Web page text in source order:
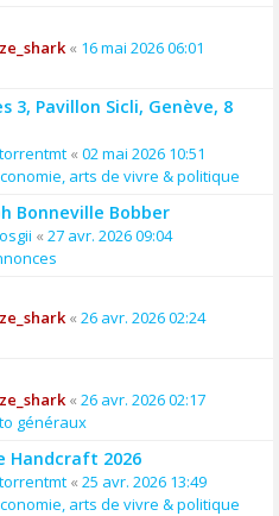
ze_shark« 16 mai 2026 06:01
3, Pavillon Sicli, Genève, 8
torrentmt « 02 mai 2026 10:51
arts de vivre & politique
Bonneville Bobber
osgii « 27 avr. 2026 09:04
ze_shark« 26 avr. 2026 02:24
ze_shark« 26 avr. 2026 02:17
généraux
Handcraft 2026
torrentmt « 25 avr. 2026 13:49
arts de vivre & politique